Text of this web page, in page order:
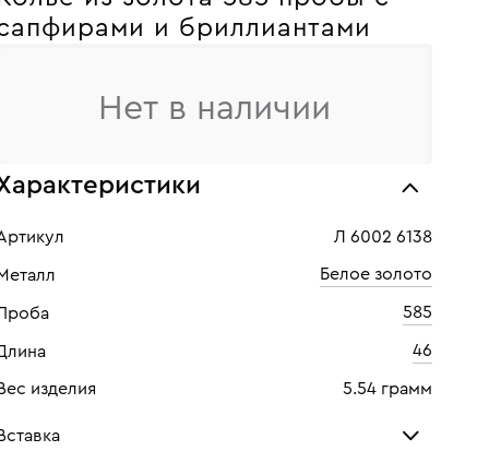
и бриллиантами
Нет в наличии
Л 6002 6138
Белое золото
585
46
изделия 5.54 грамм